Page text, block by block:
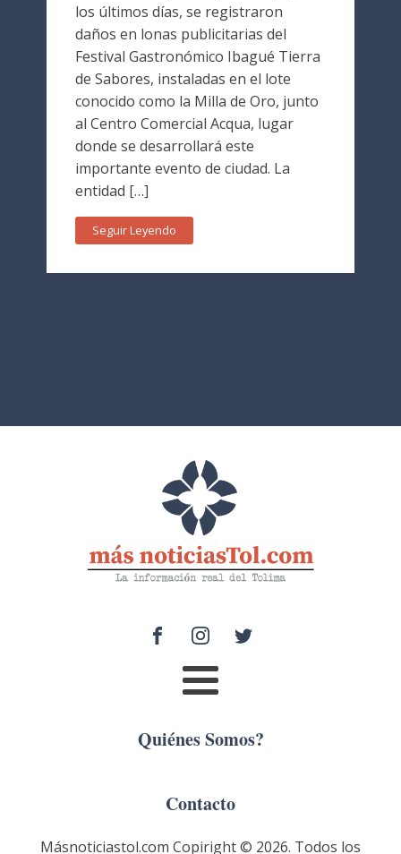
los últimos días, se registraron
daños en lonas publicitarias del
Festival Gastronómico Ibagué Tierra
de Sabores, instaladas en el lote
conocido como la Milla de Oro, junto
al Centro Comercial Acqua, lugar
donde se desarrollará este
importante evento de ciudad. La
entidad […]
Seguir Leyendo
Quiénes Somos?
Contacto
Másnoticiastol.com Copiright © 2026. Todos los